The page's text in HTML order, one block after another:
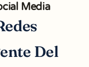
Media
Del